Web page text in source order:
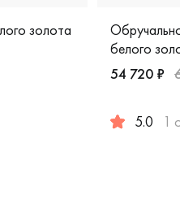
510-000-176
золота
белое золото 585 пробы,
белого
54 720 ₽
5.0 1